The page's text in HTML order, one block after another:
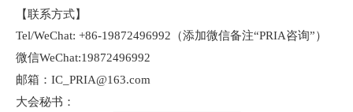
【联系方式】
Tel/WeChat: +86-19872496992 （添加微信备注“PRIA咨询”）
微信WeChat:19872496992
邮箱： IC_PRIA@163.com
大会秘书：